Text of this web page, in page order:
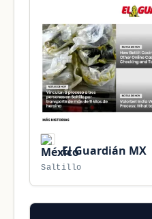
El Guardián MX
Saltillo